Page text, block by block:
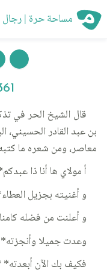
مساحة حرة |
2361 -
بن عبد القادر الحسيني،
معاصر، ومن شعره ما
أ مولاي ها أنا ذا
و أغنيته بجزيل
و أعلنت من فضله
وعدت جميلا
فكيف بك الآن